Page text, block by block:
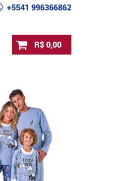
+5541 996366862
R$ 0,00